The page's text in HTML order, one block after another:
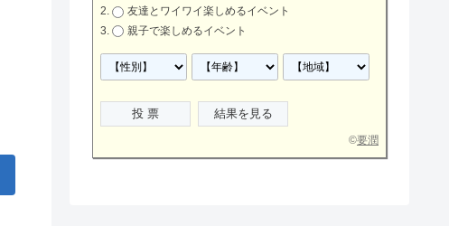
友達とワイワイ楽しめるイベント
親子で楽しめるイベント
©要潤